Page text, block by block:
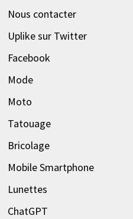
Nous contacter
Uplike sur Twitter
Facebook
Mode
Moto
Tatouage
Bricolage
Mobile Smartphone
Lunettes
ChatGPT